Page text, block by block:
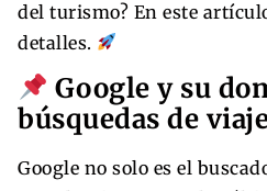
del turismo? En este
detalles.
Google y su
búsquedas de
Google no solo es el